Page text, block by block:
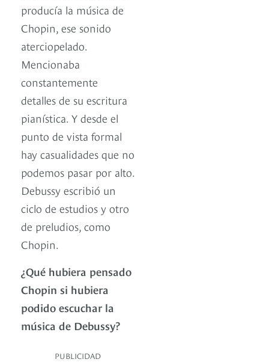
producía la música de
Chopin, ese sonido
aterciopelado.
Mencionaba
constantemente
detalles de su escritura
pianística. Y desde el
punto de vista formal
hay casualidades que no
podemos pasar por alto.
Debussy escribió un
ciclo de estudios y otro
de preludios, como
Chopin.
¿Qué hubiera pensado
Chopin si hubiera
podido escuchar la
música de Debussy?
PUBLICIDAD